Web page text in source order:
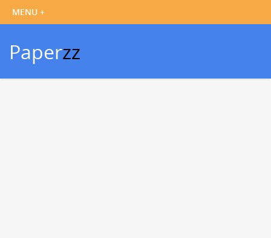
Paperzz